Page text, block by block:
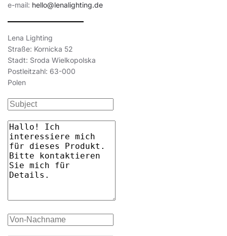
e-mail: hello@lenalighting.de
Lena Lighting
Straße: Kornicka 52
Stadt: Sroda Wielkopolska
Postleitzahl: 63-000
Polen